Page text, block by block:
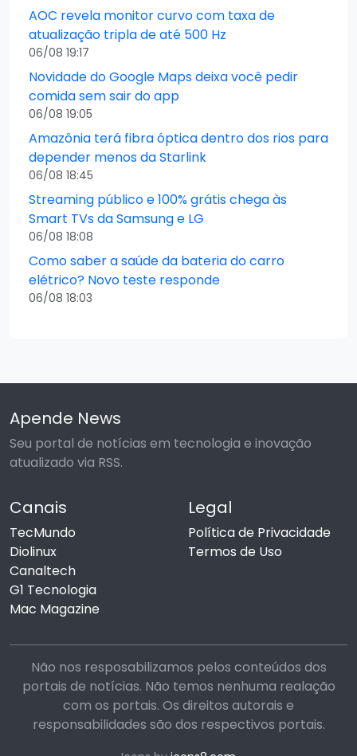
AOC revela monitor curvo com taxa de
atualização tripla de até 500 Hz
06/08 19:17
Novidade do Google Maps deixa você pedir
comida sem sair do app
06/08 19:05
Amazônia terá fibra óptica dentro dos rios para
depender menos da Starlink
06/08 18:45
Streaming público e 100% grátis chega às
Smart TVs da Samsung e LG
06/08 18:08
Como saber a saúde da bateria do carro
elétrico? Novo teste responde
06/08 18:03
Apende News
Seu portal de notícias em tecnologia e inovação
atualizado via RSS.
Canais
TecMundo
Diolinux
Canaltech
G1 Tecnologia
Mac Magazine
Legal
Política de Privacidade
Termos de Uso
Não nos resposabilizamos pelos conteúdos dos
portais de notícias. Não temos nenhuma realação
com os portais. Os direitos autorais e
responsabilidades são dos respectivos portais.